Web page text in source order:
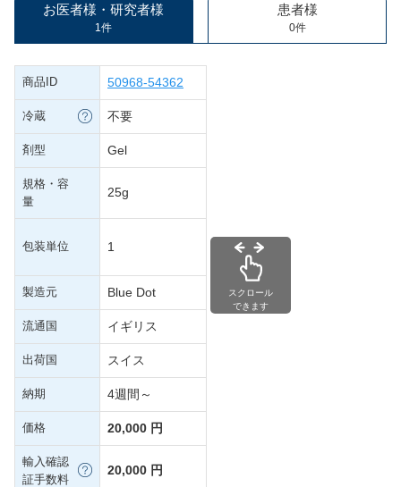
お医者様・研究者様
1件
患者様
0件
商品ID 50968-54362
冷蔵 不要
剤型 Gel
規格・容
量
25g
包装単位 1
製造元 Blue Dot
流通国 イギリス
出荷国 スイス
納期 4週間～
価格 20,000 円
輸入確認
証手数料
20,000 円
スクロール
できます